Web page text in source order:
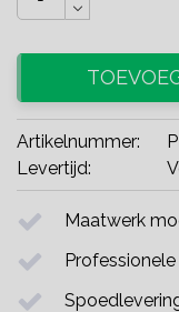
Artikelnummer:
Levertijd:
Maatwerk